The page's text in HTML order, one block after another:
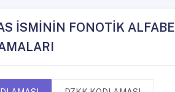
İSMİNİN FONOTİK ALFABE